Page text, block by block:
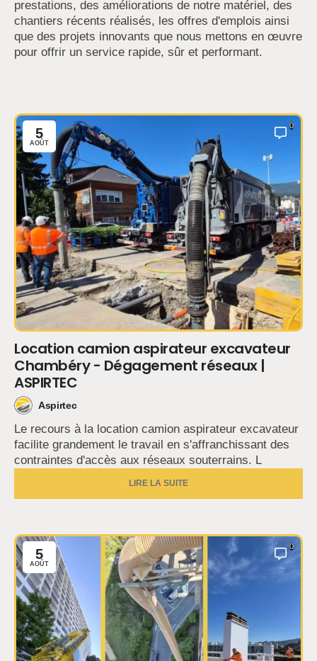
prestations, des améliorations de notre matériel, des
chantiers récents réalisés, les offres d'emplois ainsi
que des projets innovants que nous mettons en œuvre
pour offrir un service rapide, sûr et performant.
5
AOÛT
0
Location camion aspirateur excavateur
Chambéry - Dégagement réseaux |
ASPIRTEC
Aspirtec
Le recours à la location camion aspirateur excavateur
facilite grandement le travail en s'affranchissant des
contraintes d'accès aux réseaux souterrains. L
LIRE LA SUITE
5
AOÛT
0